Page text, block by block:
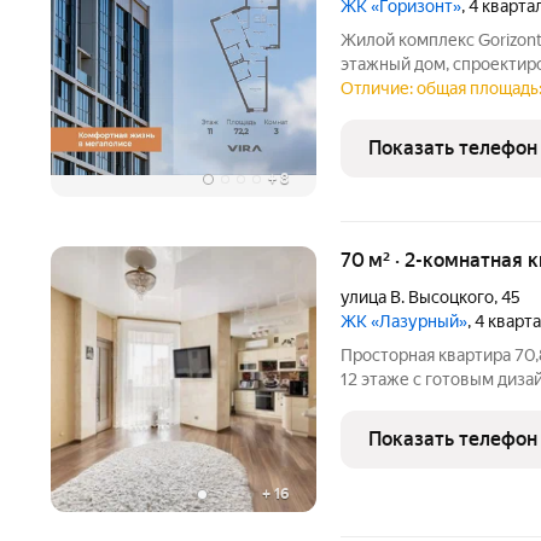
+8
ЖК «Горизонт», 4
Жилой комплекс Gorizont это новый проект комфорт-класса,
этажный дом,
«разумного формата»,
использования целевой
Отличие: общая
Показать телефон
+16
70 м² · 2-комнатная
улица В. Высоцкого,45
ЖК «Лазурный», 4
Просторная квартира
12 этаже с готовым
раздельный санузел -
Показать телефон